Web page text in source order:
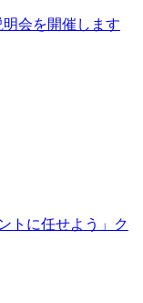
会を開催します
トに任せよう」ク